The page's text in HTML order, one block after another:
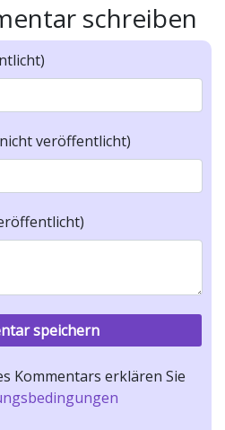
schreiben
veröffentlicht)
Kommentars erklären Sie